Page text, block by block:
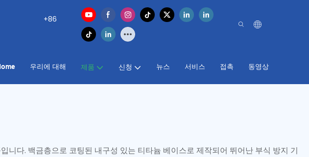
+86
우리에 대해 제품 신청 뉴스 서비스 접촉 동영상
다. 백금층으로 코팅된 내구성 있는 티타늄 베이스로 제작되어 뛰어난 부식 방지 기